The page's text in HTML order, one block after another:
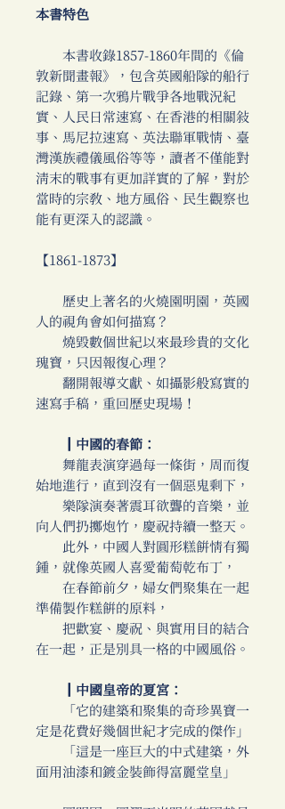
本書特色
本書收錄1857-1860年間的《倫
敦新聞畫報》，包含英國船隊的船行
記錄、第一次鴉片戰爭各地戰況紀
實、人民日常速寫、在香港的相關敘
事、馬尼拉速寫、英法聯軍戰情、臺
灣漢族禮儀風俗等等，讀者不僅能對
清末的戰事有更加詳實的了解，對於
當時的宗教、地方風俗、民生觀察也
能有更深入的認識。
【1861-1873】
歷史上著名的火燒園明園，英國
人的視角會如何描寫？
燒毀數個世紀以來最珍貴的文化
瑰寶，只因報復心理？
翻開報導文獻、如攝影般寫實的
速寫手稿，重回歷史現場！
║中國的春節：
舞龍表演穿過每一條街，周而復
始地進行，直到沒有一個惡鬼剩下，
樂隊演奏著震耳欲聾的音樂，並
向人們扔擲炮竹，慶祝持續一整天。
此外，中國人對圓形糕餅情有獨
鍾，就像英國人喜愛葡萄乾布丁，
在春節前夕，婦女們聚集在一起
準備製作糕餅的原料，
把歡宴、慶祝、與實用目的結合
在一起，正是別具一格的中國風俗。
║中國皇帝的夏宮：
「它的建築和聚集的奇珍異寶一
定是花費好幾個世紀才完成的傑作」
「這是一座巨大的中式建築，外
面用油漆和鍍金裝飾得富麗堂皇」